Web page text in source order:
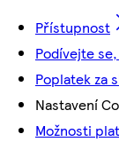
Přístupnost
Podívejte
Poplatek za
Nastavení
Možnosti